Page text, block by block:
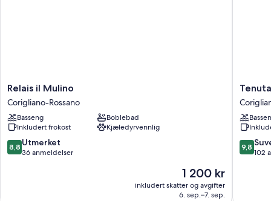
Relais
il
Mulino
Corigliano-
Rossano
Relais il Mulino
Corigliano-Rossano
Basseng
Boblebad
Inkludert frokost
Kjæledyrvennlig
8.8
av
8,8 Utmerket
36 anmeldelser
Prisen
er
1 200 kr
1 200 kr
inkludert skatter og avgifter
6. sep.–7. sep.
Tenuta
Ciminata
Greco
Rossano
9.8
av
9,8
102